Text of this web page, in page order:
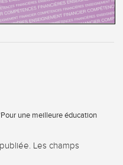
une meilleure éducation
Les champs